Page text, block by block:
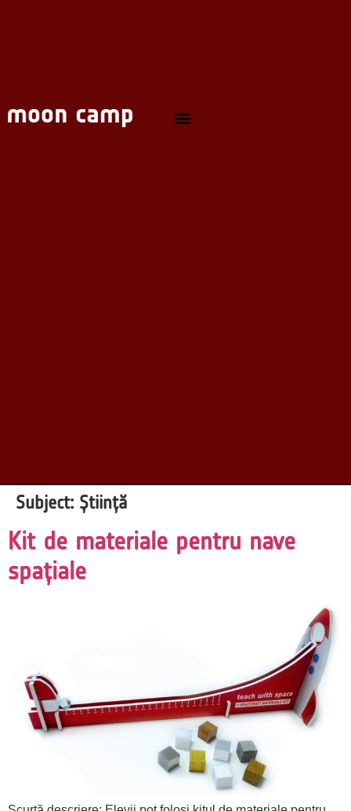
Subject: Știință
Kit de materiale pentru nave
spațiale